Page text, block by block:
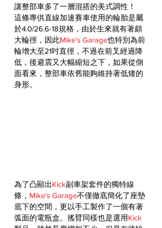
讓整部車多了一層混搭的美式調性！
這條專供直線加速賽車使用的輪胎是屬
於4.0/26.6-18規格，由於生來就有著頗
大輪徑，因此Mike's Garage也特別為前
輪增大至21吋直徑，不過在前叉經過降
低，後避震又大幅縮短之下，如果從側
面看來，整部車依舊能夠維持著低矮的
身形。
為了凸顯出Kick副車架套件的獨特線
條， Mike's Garage不僅徹底簡化了座墊
底下的空間，更以手工製作了一個有著
弧面的電瓶盒。搖臂同樣也是選用Kick